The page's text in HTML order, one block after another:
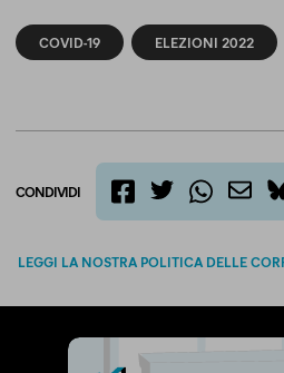
COVID-19 ELEZIONI 2022
CONDIVIDI
LEGGI LA NOSTRA POLITICA DELLE